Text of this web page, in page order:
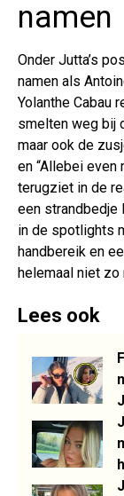
namen
Onder Jutta’s
namen als
Yolanthe Cabau
smelten weg bij
maar ook de
en “Allebei even
terugziet in de
een
in de spotlights
handbereik en
helemaal niet zo
Lees ook